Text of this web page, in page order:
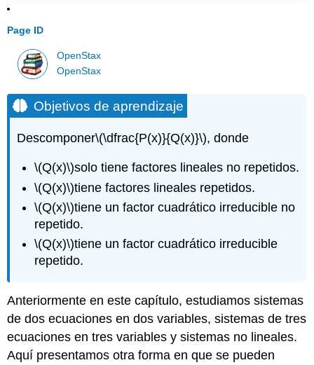
Page ID
OpenStax
OpenStax
Objetivos de aprendizaje
Descomponer\(\dfrac{P(x)}{Q(x)}\), donde
\(Q(x)\)solo tiene factores lineales no repetidos.
\(Q(x)\)tiene factores lineales repetidos.
\(Q(x)\)tiene un factor cuadrático irreducible no
repetido.
\(Q(x)\)tiene un factor cuadrático irreducible
repetido.
Anteriormente en este capítulo, estudiamos sistemas
de dos ecuaciones en dos variables, sistemas de tres
ecuaciones en tres variables y sistemas no lineales.
Aquí presentamos otra forma en que se pueden